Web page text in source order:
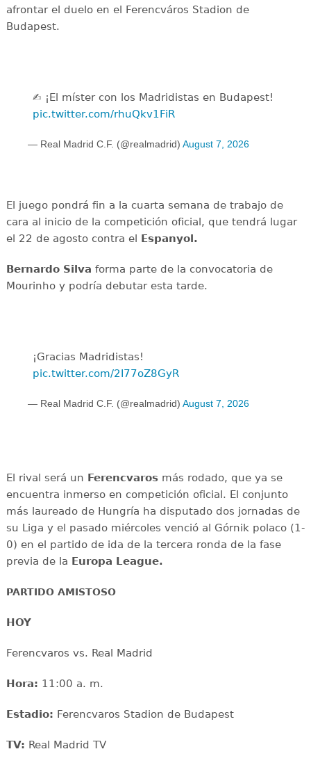
afrontar el duelo en el Ferencváros Stadion de
Budapest.
✍️ ¡El míster con los Madridistas en Budapest!
pic.twitter.com/rhuQkv1FiR
— Real Madrid C.F. (@realmadrid) August 7, 2026
El juego pondrá fin a la cuarta semana de trabajo de
cara al inicio de la competición oficial, que tendrá lugar
el 22 de agosto contra el Espanyol.
Bernardo Silva forma parte de la convocatoria de
Mourinho y podría debutar esta tarde.
¡Gracias Madridistas!
pic.twitter.com/2I77oZ8GyR
— Real Madrid C.F. (@realmadrid) August 7, 2026
El rival será un Ferencvarosmás rodado, que ya se
encuentra inmerso en competición oficial. El conjunto
más laureado de Hungría ha disputado dos jornadas de
su Liga y el pasado miércoles venció al Górnik polaco (1-
0) en el partido de ida de la tercera ronda de la fase
previa de la Europa League.
PARTIDO AMISTOSO
HOY
Ferencvaros vs. Real Madrid
Hora: 11:00 a. m.
Estadio: Ferencvaros Stadion de Budapest
TV: Real Madrid TV